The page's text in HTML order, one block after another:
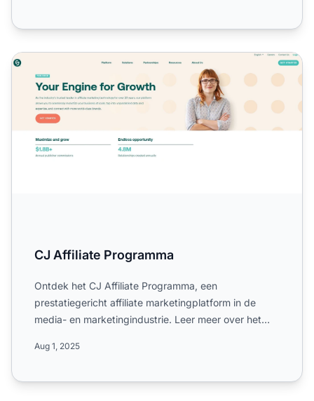
CJ Affiliate Programma
CJ Affiliate Programma
Ontdek het CJ Affiliate Programma, een
prestatiegericht affiliate marketingplatform in de
media- en marketingindustrie. Leer meer over het
Aug 1, 2025